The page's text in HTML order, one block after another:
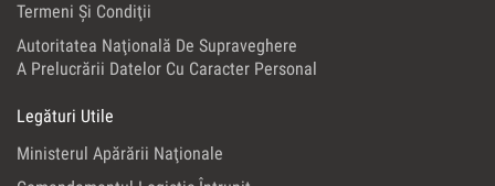
Termeni Şi Condiţii
Autoritatea Naţională De Supraveghere
A Prelucrării Datelor Cu Caracter Personal
Legături Utile
Ministerul Apărării Naţionale